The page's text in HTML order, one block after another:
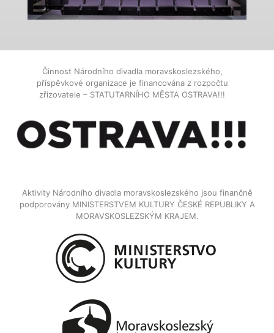
Činnost Národního divadla moravskoslezského,
příspěvkové organizace je financována z rozpočtu
zřizovatele – STATUTARNÍHO MĚSTA OSTRAVA!!!
Aktivity Národního divadla moravskoslezského jsou finančně
podporovány MINISTERSTVEM KULTURY ČESKÉ REPUBLIKY A
MORAVSKOSLEZSKÝM KRAJEM.